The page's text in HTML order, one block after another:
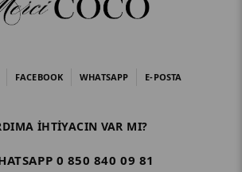
FACEBOOK WHATSAPP E-POSTA
IHTIYACIN VAR MI?
0 850 840 09 81